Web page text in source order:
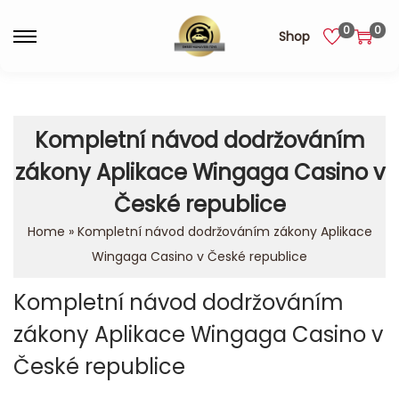
Shop 0 0
Kompletní návod dodržováním
zákony Aplikace Wingaga Casino v
České republice
Home » Kompletní návod dodržováním zákony Aplikace
Wingaga Casino v České republice
Kompletní návod dodržováním
zákony Aplikace Wingaga Casino v
České republice